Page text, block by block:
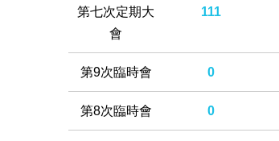
第七次定期大
會
111
第9次臨時會 0
第8次臨時會 0